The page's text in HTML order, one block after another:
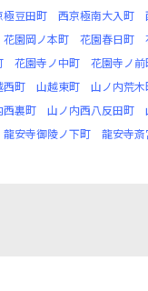
極豆田町 西京極南大入町
花園岡ノ本町 花園春日町
花園寺ノ中町 花園寺ノ前
西町 山越東町 山ノ内荒木
西裏町 山ノ内西八反田町
龍安寺御陵ノ下町 龍安寺斎